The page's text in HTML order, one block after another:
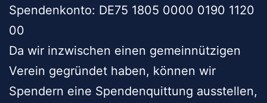
Spendenkonto: DE75 1805 0000 0190 1120
00
Da wir inzwischen einen gemeinnützigen
Verein gegründet haben, können wir
Spendern eine Spendenquittung ausstellen,